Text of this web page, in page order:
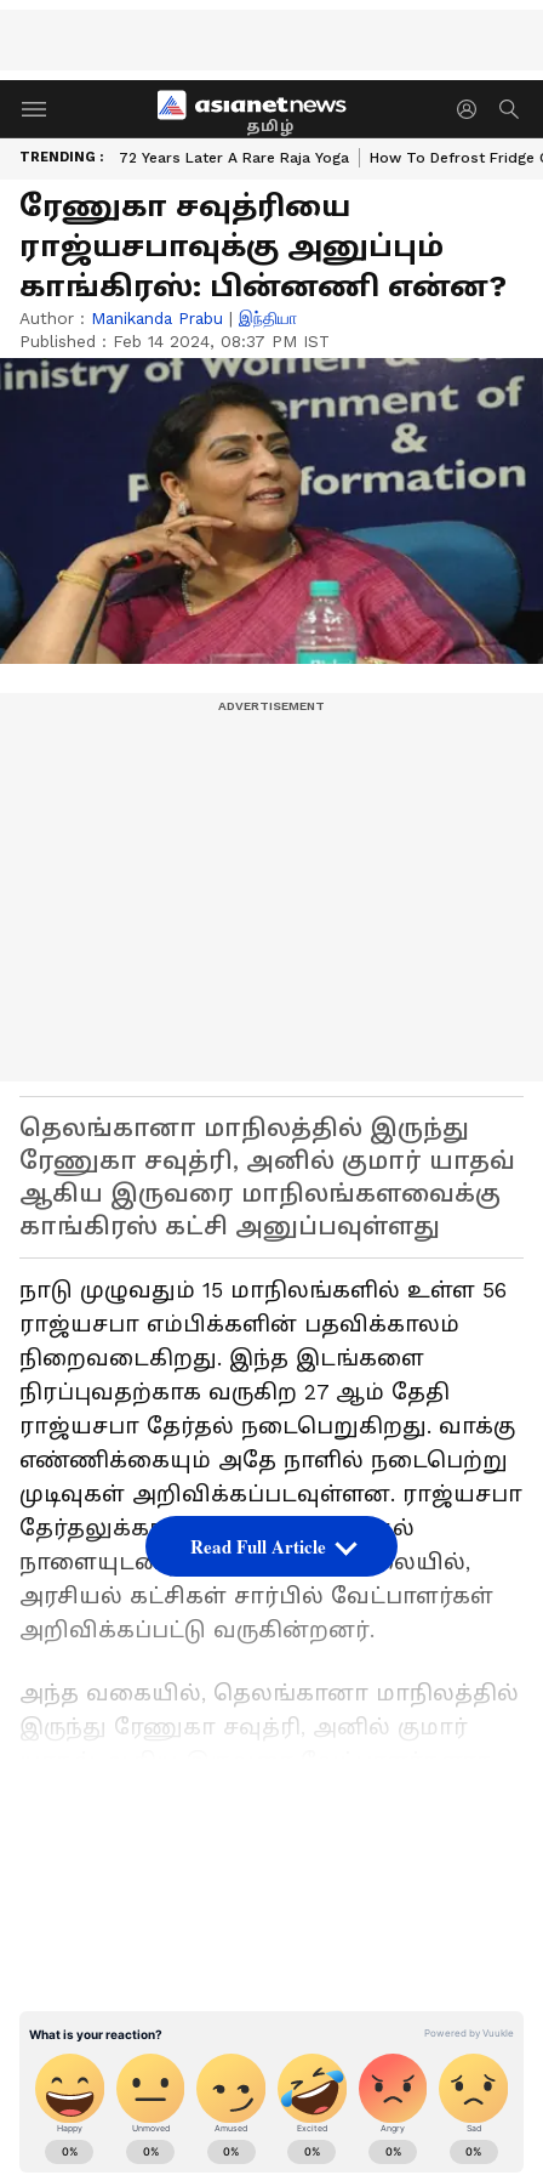
தமிழ்
TRENDING : 72 Years Later A Rare Raja Yoga How To Defrost Fridge
ரேணுகா சவுத்ரியை
ராஜ்யசபாவுக்கு அனுப்பும்
காங்கிரஸ்: பின்னணி என்ன?
Author : Manikanda Prabu | இந்தியா
Published : Feb 14 2024, 08:37 PM IST
தெலங்கானா மாநிலத்தில் இருந்து
ரேணுகா சவுத்ரி, அனில் குமார் யாதவ்
ஆகிய இருவரை மாநிலங்களவைக்கு
காங்கிரஸ் கட்சி அனுப்பவுள்ளது
நாடு முழுவதும் 15 மாநிலங்களில் உள்ள 56
ராஜ்யசபா எம்பிக்களின் பதவிக்காலம்
நிறைவடைகிறது. இந்த இடங்களை
நிரப்புவதற்காக வருகிற 27 ஆம் தேதி
ராஜ்யசபா தேர்தல் நடைபெறுகிறது. வாக்கு
எண்ணிக்கையும் அதே நாளில் நடைபெற்று
முடிவுகள் அறிவிக்கப்படவுள்ளன. ராஜ்யசபா
தேர்தலுக்கான வேட்புமனு தாக்கல்
நாளையுடன் நிறைவடையும் நிலையில்,
அரசியல் கட்சிகள் சார்பில் வேட்பாளர்கள்
அறிவிக்கப்பட்டு வருகின்றனர்.
அந்த வகையில், தெலங்கானா மாநிலத்தில்
இருந்து ரேணுகா சவுத்ரி, அனில் குமார்
அதன்படி, முன்னாள் மத்திய அமைச்சர்
ரேணுகா சவுத்ரியுடன் இணைந்து இளம்
காங்கிரஸ் தலைவர் அனில் குமார் யாதவை
Read Full Article
ABOUT THE AUTHOR